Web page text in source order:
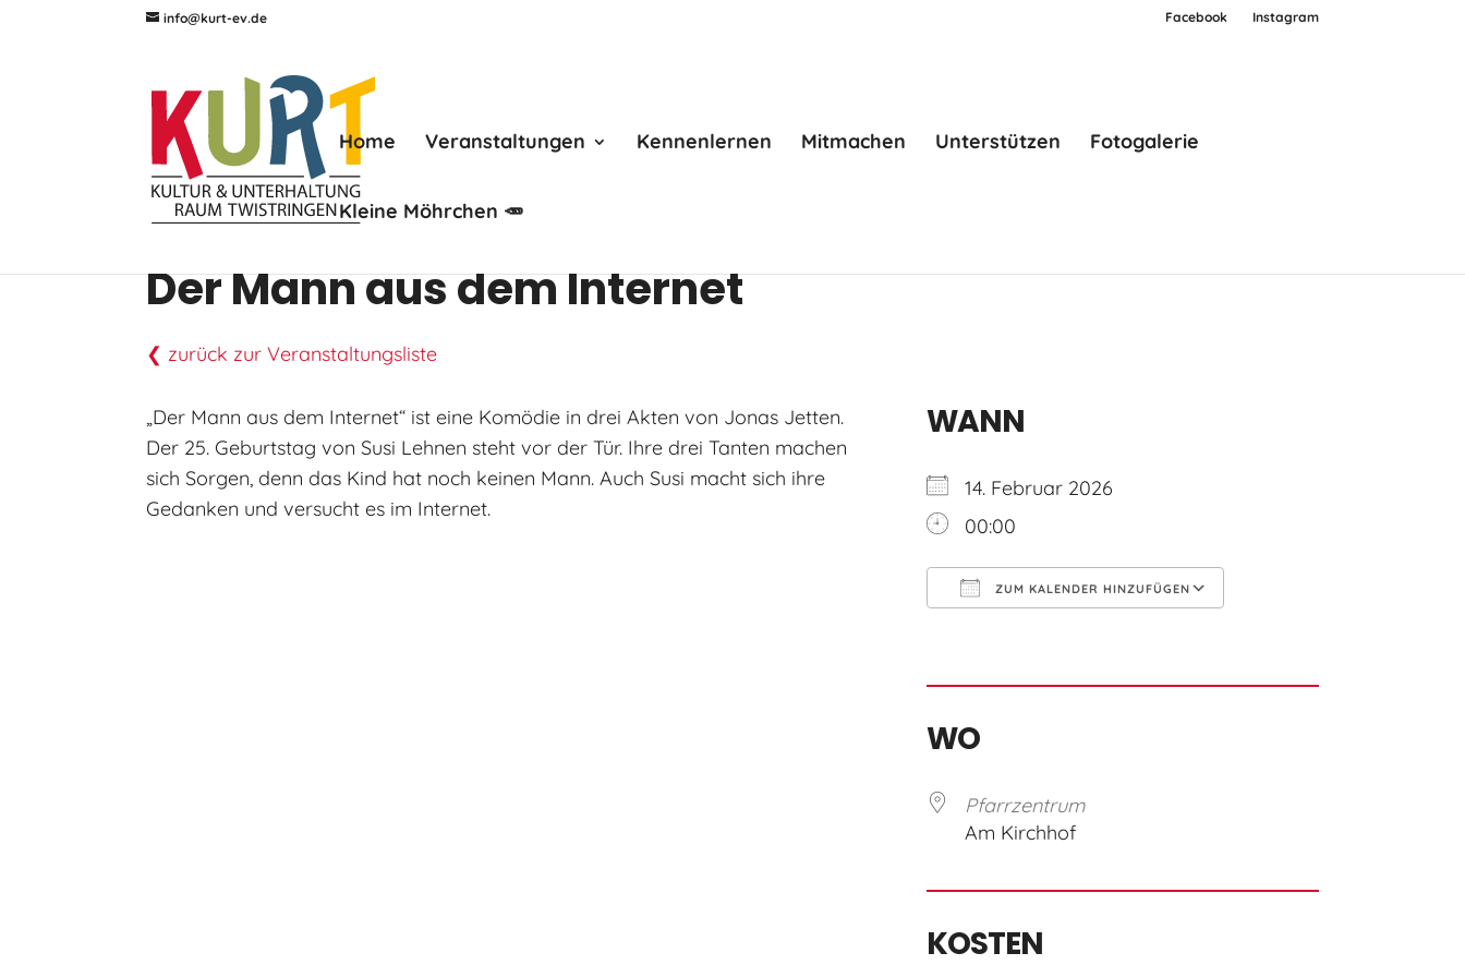
info@kurt-ev.de Facebook Instagram
Home Veranstaltungen Kennenlernen Mitmachen Unterstützen Fotogalerie
Kleine Möhrchen 🥕
Der Mann aus dem Internet
❮ zurück zur Veranstaltungsliste
„Der Mann aus dem Internet“ ist eine Komödie in drei Akten von Jonas Jetten.
Der 25. Geburtstag von Susi Lehnen steht vor der Tür. Ihre drei Tanten machen
sich Sorgen, denn das Kind hat noch keinen Mann. Auch Susi macht sich ihre
Gedanken und versucht es im Internet.
WANN
14. Februar 2026
00:00
ZUM KALENDER HINZUFÜGEN
WO
Pfarrzentrum
Am Kirchhof
KOSTEN